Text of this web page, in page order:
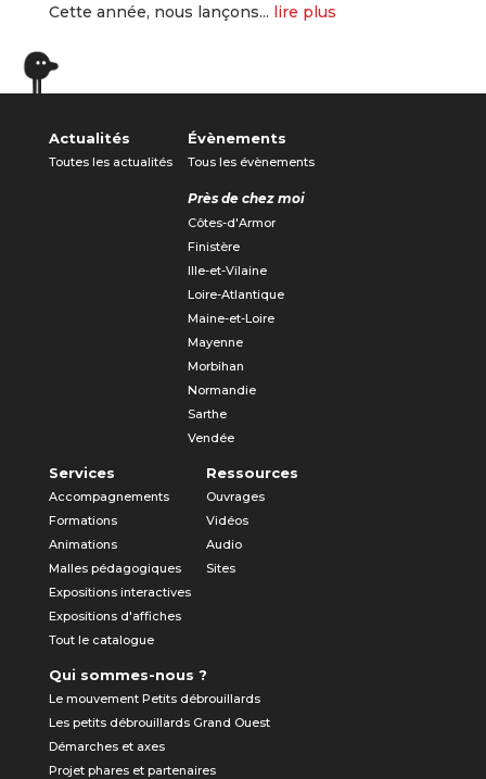
Cette année, nous lançons... lire plus
Actualités
Toutes les actualités
Évènements
Tous les évènements
Près de chez moi
Côtes-d'Armor
Finistère
Ille-et-Vilaine
Loire-Atlantique
Maine-et-Loire
Mayenne
Morbihan
Normandie
Sarthe
Vendée
Services
Accompagnements
Formations
Animations
Malles pédagogiques
Expositions interactives
Expositions d'affiches
Tout le catalogue
Ressources
Ouvrages
Vidéos
Audio
Sites
Qui sommes-nous ?
Le mouvement Petits débrouillards
Les petits débrouillards Grand Ouest
Démarches et axes
Projet phares et partenaires